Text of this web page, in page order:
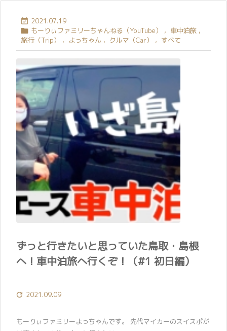
 2021.07.19
 もーりぃファミリーちゃんねる（YouTube） , 車中泊旅 ,
旅行（Trip）
, よっちゃん , クルマ（Car） , すべて
ずっと行きたいと思っていた鳥取・島根
へ！車中泊旅へ行くぞ！（#1 初日編）
 2021.09.09
もーりぃファミリーよっちゃんです。 先代マイカーのスイスポが